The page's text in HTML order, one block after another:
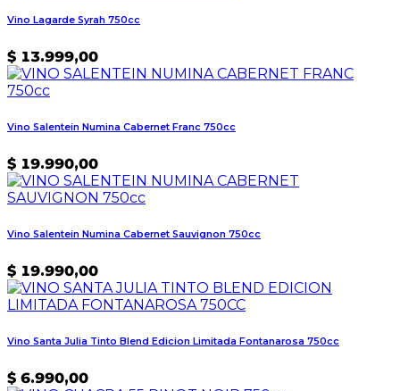
Vino Lagarde Syrah 750cc
$ 13.999,00
Vino Salentein Numina Cabernet Franc 750cc
$ 19.990,00
Vino Salentein Numina Cabernet Sauvignon 750cc
$ 19.990,00
Vino Santa Julia Tinto Blend Edicion Limitada Fontanarosa 750cc
$ 6.990,00